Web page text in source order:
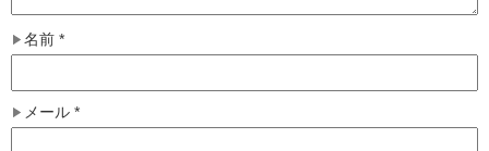
名前 *
メール *